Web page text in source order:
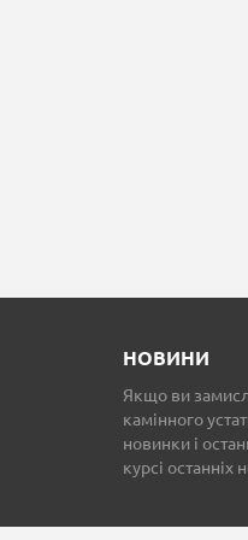
НОВИНИ
Якщо ви
камінного
новинки і
курсі останніх